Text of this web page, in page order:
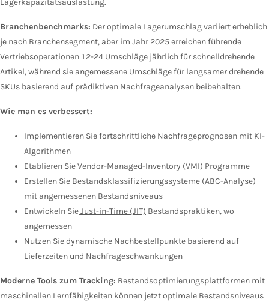
Lagerkapazitätsauslastung.
Branchenbenchmarks: Der optimale Lagerumschlag variiert erheblich
je nach Branchensegment, aber im Jahr 2025 erreichen führende
Vertriebsoperationen 12-24 Umschläge jährlich für schnelldrehende
Artikel, während sie angemessene Umschläge für langsamer drehende
SKUs basierend auf prädiktiven Nachfrageanalysen beibehalten.
Wie man es verbessert:
Implementieren Sie fortschrittliche Nachfrageprognosen mit KI-
Algorithmen
Etablieren Sie Vendor-Managed-Inventory (VMI) Programme
Erstellen Sie Bestandsklassifizierungssysteme (ABC-Analyse)
mit angemessenen Bestandsniveaus
Entwickeln SieJust-in-Time (JIT) Bestandspraktiken, wo
angemessen
Nutzen Sie dynamische Nachbestellpunkte basierend auf
Lieferzeiten und Nachfrageschwankungen
Moderne Tools zum Tracking: Bestandsoptimierungsplattformen mit
maschinellen Lernfähigkeiten können jetzt optimale Bestandsniveaus